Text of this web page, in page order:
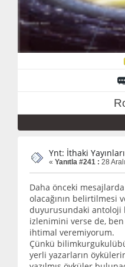
Ynt: İthaki
« Yanıtla #241 : 28
Daha önceki
olacağının belirtilmesi
duyurusundaki antoloji
izlenimini verse de,
ihtimal veremiyorum.
Çünkü
yerli yazarların